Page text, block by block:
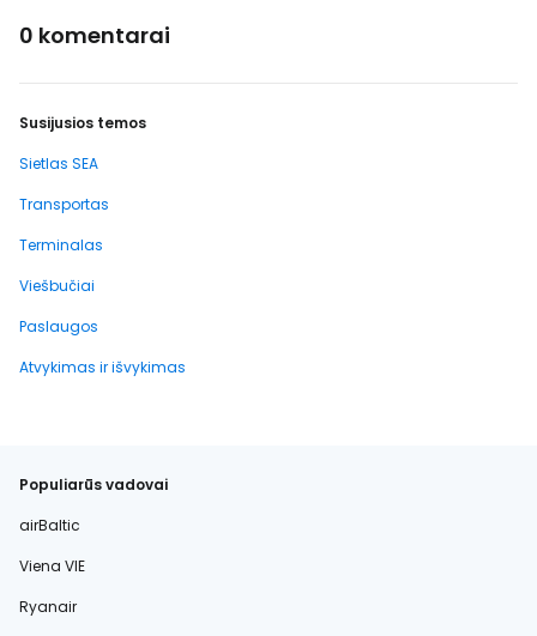
0 komentarai
Susijusios temos
Sietlas SEA
Transportas
Terminalas
Viešbučiai
Paslaugos
Atvykimas ir išvykimas
Populiarūs vadovai
airBaltic
Viena VIE
Ryanair